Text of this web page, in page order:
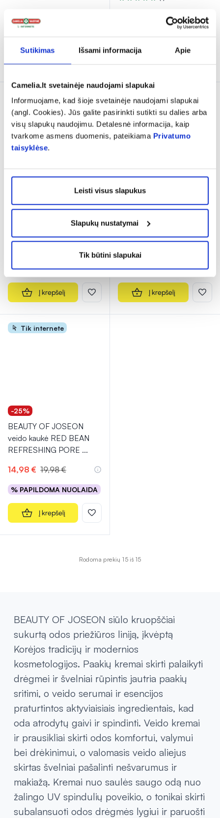
Sutikimas Išsami informacija Apie
Camelia.lt svetainėje naudojami slapukai
Informuojame, kad šioje svetainėje naudojami slapukai
(angl. Cookies). Jūs galite pasirinkti sutikti su dalies arba
visų slapukų naudojimu. Detalesnė informacija, kaip
tvarkome asmens duomenis, pateikiama Privatumo
taisyklėse.
Leisti visus slapukus
Slapukų nustatymai
Tik būtini slapukai
17,99 € 23,99 €
Įvertinimas 5.0 iš 5
19,98 €
Tik internete
-25%
BEAUTY OF JOSEON
veido serumas GLOW
SERUM PROPOLIS +
...
Įvertinimas 5.0 iš 5
% PAPILDOMA NUOLAIDA
Į krepšelį
Tik internete
-25%
BEAUTY OF JOSEON
apsauginis veido pieštukas
MATE SUN STICK
% PAPILDOMA NUOLAIDA
Į krepšelį
Tik internete
-25%
BEAUTY OF JOSEON
veido kaukė RED BEAN
REFRESHING PORE ...
14,98 € 19,98 €
% PAPILDOMA NUOLAIDA
Į krepšelį
Rodoma prekių 15 iš 15
BEAUTY OF JOSEON siūlo kruopščiai
sukurtą odos priežiūros liniją, įkvėptą
Korėjos tradicijų ir modernios
kosmetologijos. Paakių kremai skirti palaikyti
drėgmei ir švelniai rūpintis jautria paakių
sritimi, o veido serumai ir esencijos
praturtintos aktyviaisiais ingredientais, kad
oda atrodytų gaivi ir spindinti. Veido kremai
ir prausikliai skirti odos komfortui, valymui
bei drėkinimui, o valomasis veido aliejus
skirtas švelniai pašalinti nešvarumus ir
makiažą. Kremai nuo saulės saugo odą nuo
žalingo UV spindulių poveikio, o tonikai skirti
subalansuoti odos drėgmės lygiui ir paruošti